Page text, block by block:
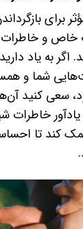
برای
و خاطرات
اگر به یاد
شما و
سعی کنید
یادآور خاطرات
کند تا